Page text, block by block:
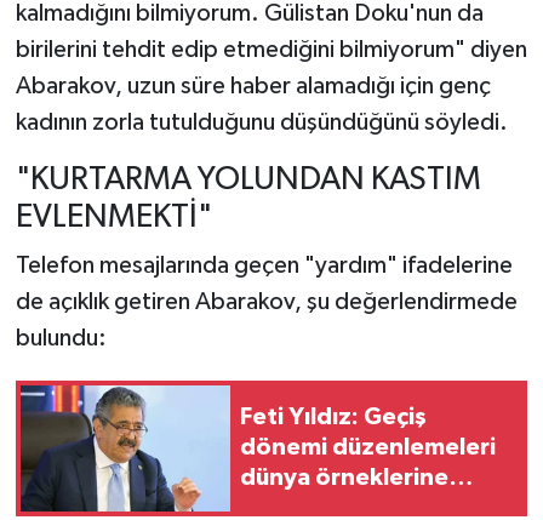
kalmadığını bilmiyorum. Gülistan Doku'nun da
birilerini tehdit edip etmediğini bilmiyorum" diyen
Abarakov, uzun süre haber alamadığı için genç
kadının zorla tutulduğunu düşündüğünü söyledi.
"KURTARMA YOLUNDAN KASTIM
EVLENMEKTİ"
Telefon mesajlarında geçen "yardım" ifadelerine
de açıklık getiren Abarakov, şu değerlendirmede
bulundu:
Feti Yıldız: Geçiş
dönemi düzenlemeleri
dünya örneklerine